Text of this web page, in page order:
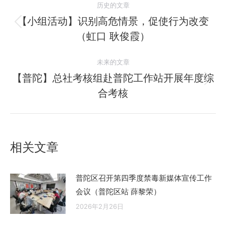
章
历史的文章
历
史
文
章：
【小组活动】识别高危情景，促使行为改变
（虹口 耿俊霞）
未来的文章
未
来
的
【普陀】总社考核组赴普陀工作站开展年度综
合考核
相关文章
普陀区召开第四季度禁毒新媒体宣传工作
会议（普陀区站 薛黎荣）
2026年2月26日